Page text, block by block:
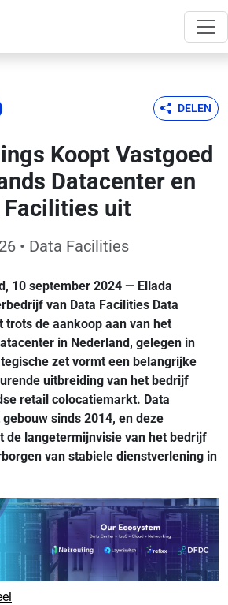
DELEN
Koopt Vastgoed
Datacenter en
Facilities uit
• Data Facilities
10 september 2024 — Ellada
van Data Facilities Data
trots de aankoop aan van het
in Nederland, gelegen in
zet vormt een belangrijke
uitbreiding van het bedrijf
retail colocatiemarkt. Data
sinds 2014, en deze
de langetermijnvisie van het bedrijf
van stabiele dienstverlening in